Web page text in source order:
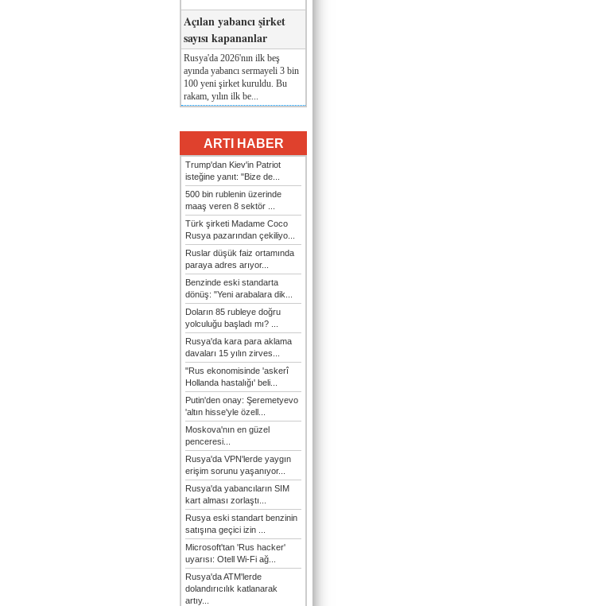
Açılan yabancı şirket
sayısı kapananlar
Rusya'da 2026'nın ilk beş
ayında yabancı sermayeli 3 bin
100 yeni şirket kuruldu. Bu
rakam, yılın ilk be...
ARTI HABER
Trump'dan Kiev'in Patriot
isteğine yanıt: "Bize de...
500 bin rublenin üzerinde
maaş veren 8 sektör ...
Türk şirketi Madame Coco
Rusya pazarından çekiliyo...
Ruslar düşük faiz ortamında
paraya adres arıyor...
Benzinde eski standarta
dönüş: "Yeni arabalara dik...
Doların 85 rubleye doğru
yolculuğu başladı mı? ...
Rusya'da kara para aklama
davaları 15 yılın zirves...
"Rus ekonomisinde 'askerî
Hollanda hastalığı' beli...
Putin'den onay: Şeremetyevo
'altın hisse'yle özell...
Moskova'nın en güzel
penceresi...
Rusya'da VPN'lerde yaygın
erişim sorunu yaşanıyor...
Rusya'da yabancıların SIM
kart alması zorlaştı...
Rusya eski standart benzinin
satışına geçici izin ...
Microsoft'tan 'Rus hacker'
uyarısı: Otell Wi-Fi ağ...
Rusya'da ATM'lerde
dolandırıcılık katlanarak
artıy...